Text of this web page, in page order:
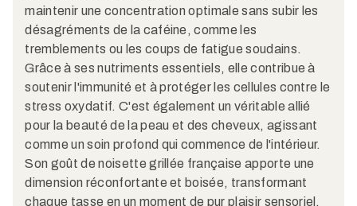
maintenir une concentration optimale sans subir les
désagréments de la caféine, comme les
tremblements ou les coups de fatigue soudains.
Grâce à ses nutriments essentiels, elle contribue à
soutenir l'immunité et à protéger les cellules contre le
stress oxydatif. C'est également un véritable allié
pour la beauté de la peau et des cheveux, agissant
comme un soin profond qui commence de l'intérieur.
Son goût de noisette grillée française apporte une
dimension réconfortante et boisée, transformant
chaque tasse en un moment de pur plaisir sensoriel.